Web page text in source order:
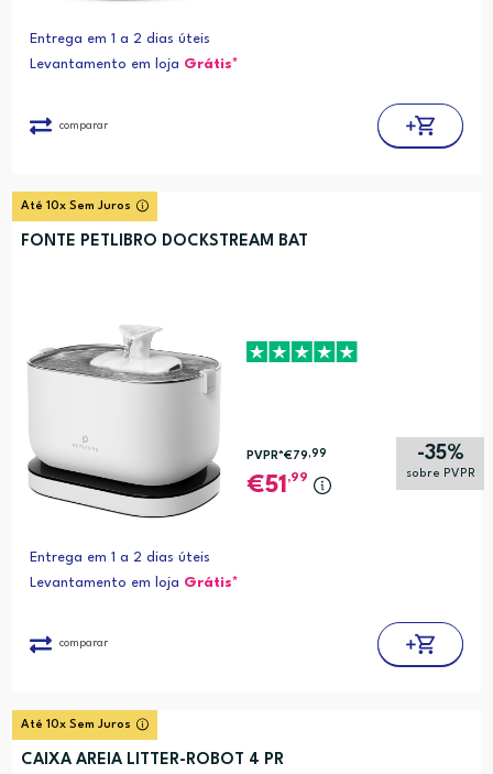
Entrega em 1 a 2 dias úteis
Levantamento em loja Grátis*
comparar
Até 10x Sem Juros
FONTE PETLIBRO DOCKSTREAM BAT
-35%
sobre PVPR
PVPR*€79,99
51,99
Entrega em 1 a 2 dias úteis
Levantamento em loja Grátis*
comparar
Até 10x Sem Juros
CAIXA AREIA LITTER-ROBOT 4 PR